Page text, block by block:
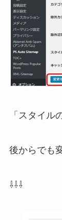
「スタイル
後からでも
⇩⇩⇩